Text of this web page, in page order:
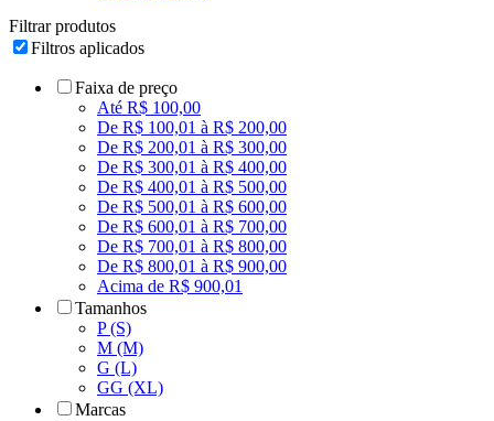
Filtrar produtos
Filtros aplicados
Faixa de preço
Até R$ 100,00
De R$ 100,01 à R$ 200,00
De R$ 200,01 à R$ 300,00
De R$ 300,01 à R$ 400,00
De R$ 400,01 à R$ 500,00
De R$ 500,01 à R$ 600,00
De R$ 600,01 à R$ 700,00
De R$ 700,01 à R$ 800,00
De R$ 800,01 à R$ 900,00
Acima de R$ 900,01
Tamanhos
P (S)
M (M)
G (L)
GG (XL)
Marcas